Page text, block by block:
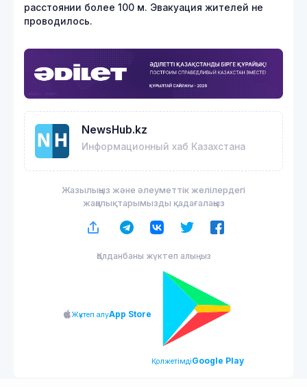
расстоянии более 100 м. Эвакуация жителей не
проводилось.
NewsHub.kz
Информационный хаб Казахстана
Жазылыңыз және әлеуметтік желілердегі
жаңалықтарымызды қадағалаңыз
Қолданбаны жүктеп алыңыз
Жүктеп алуApp Store
ҚолжетімдіGoogle Play